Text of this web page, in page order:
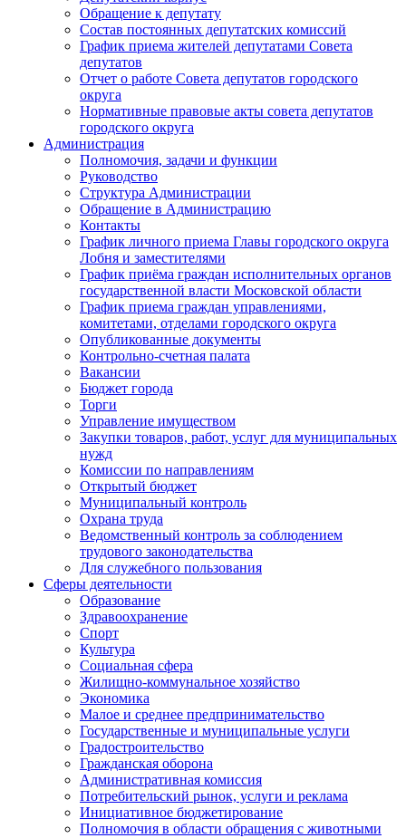
Обращение к депутату
Состав постоянных депутатских комиссий
График приема жителей депутатами Совета
депутатов
Отчет о работе Совета депутатов городского
округа
Нормативные правовые акты совета депутатов
городского округа
Администрация
Полномочия, задачи и функции
Руководство
Структура Администрации
Обращение в Администрацию
Контакты
График личного приема Главы городского округа
Лобня и заместителями
График приёма граждан исполнительных органов
государственной власти Московской области
График приема граждан управлениями,
комитетами, отделами городского округа
Опубликованные документы
Контрольно-счетная палата
Вакансии
Бюджет города
Торги
Управление имуществом
Закупки товаров, работ, услуг для муниципальных
нужд
Комиссии по направлениям
Открытый бюджет
Муниципальный контроль
Охрана труда
Ведомственный контроль за соблюдением
трудового законодательства
Для служебного пользования
Сферы деятельности
Образование
Здравоохранение
Спорт
Культура
Социальная сфера
Жилищно-коммунальное хозяйство
Экономика
Малое и среднее предпринимательство
Государственные и муниципальные услуги
Градостроительство
Гражданская оборона
Административная комиссия
Потребительский рынок, услуги и реклама
Инициативное бюджетирование
Полномочия в области обращения с животными